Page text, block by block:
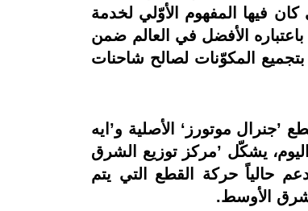
فيها المفهوم الأوّلي لخدمة
الإسكندرية باعتباره الأفضل في العالم ضمن
المكوّنات لصالح شاحنات
موتورز‘ الأصلية و’ايه
يشكّل ’مركز توزيع الشرق
حالياً حركة القطع التي يتم
الأوسط.